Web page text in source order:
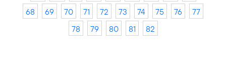
68
69 70 71 72 73 74 75 76
77
78
79 80 81 82